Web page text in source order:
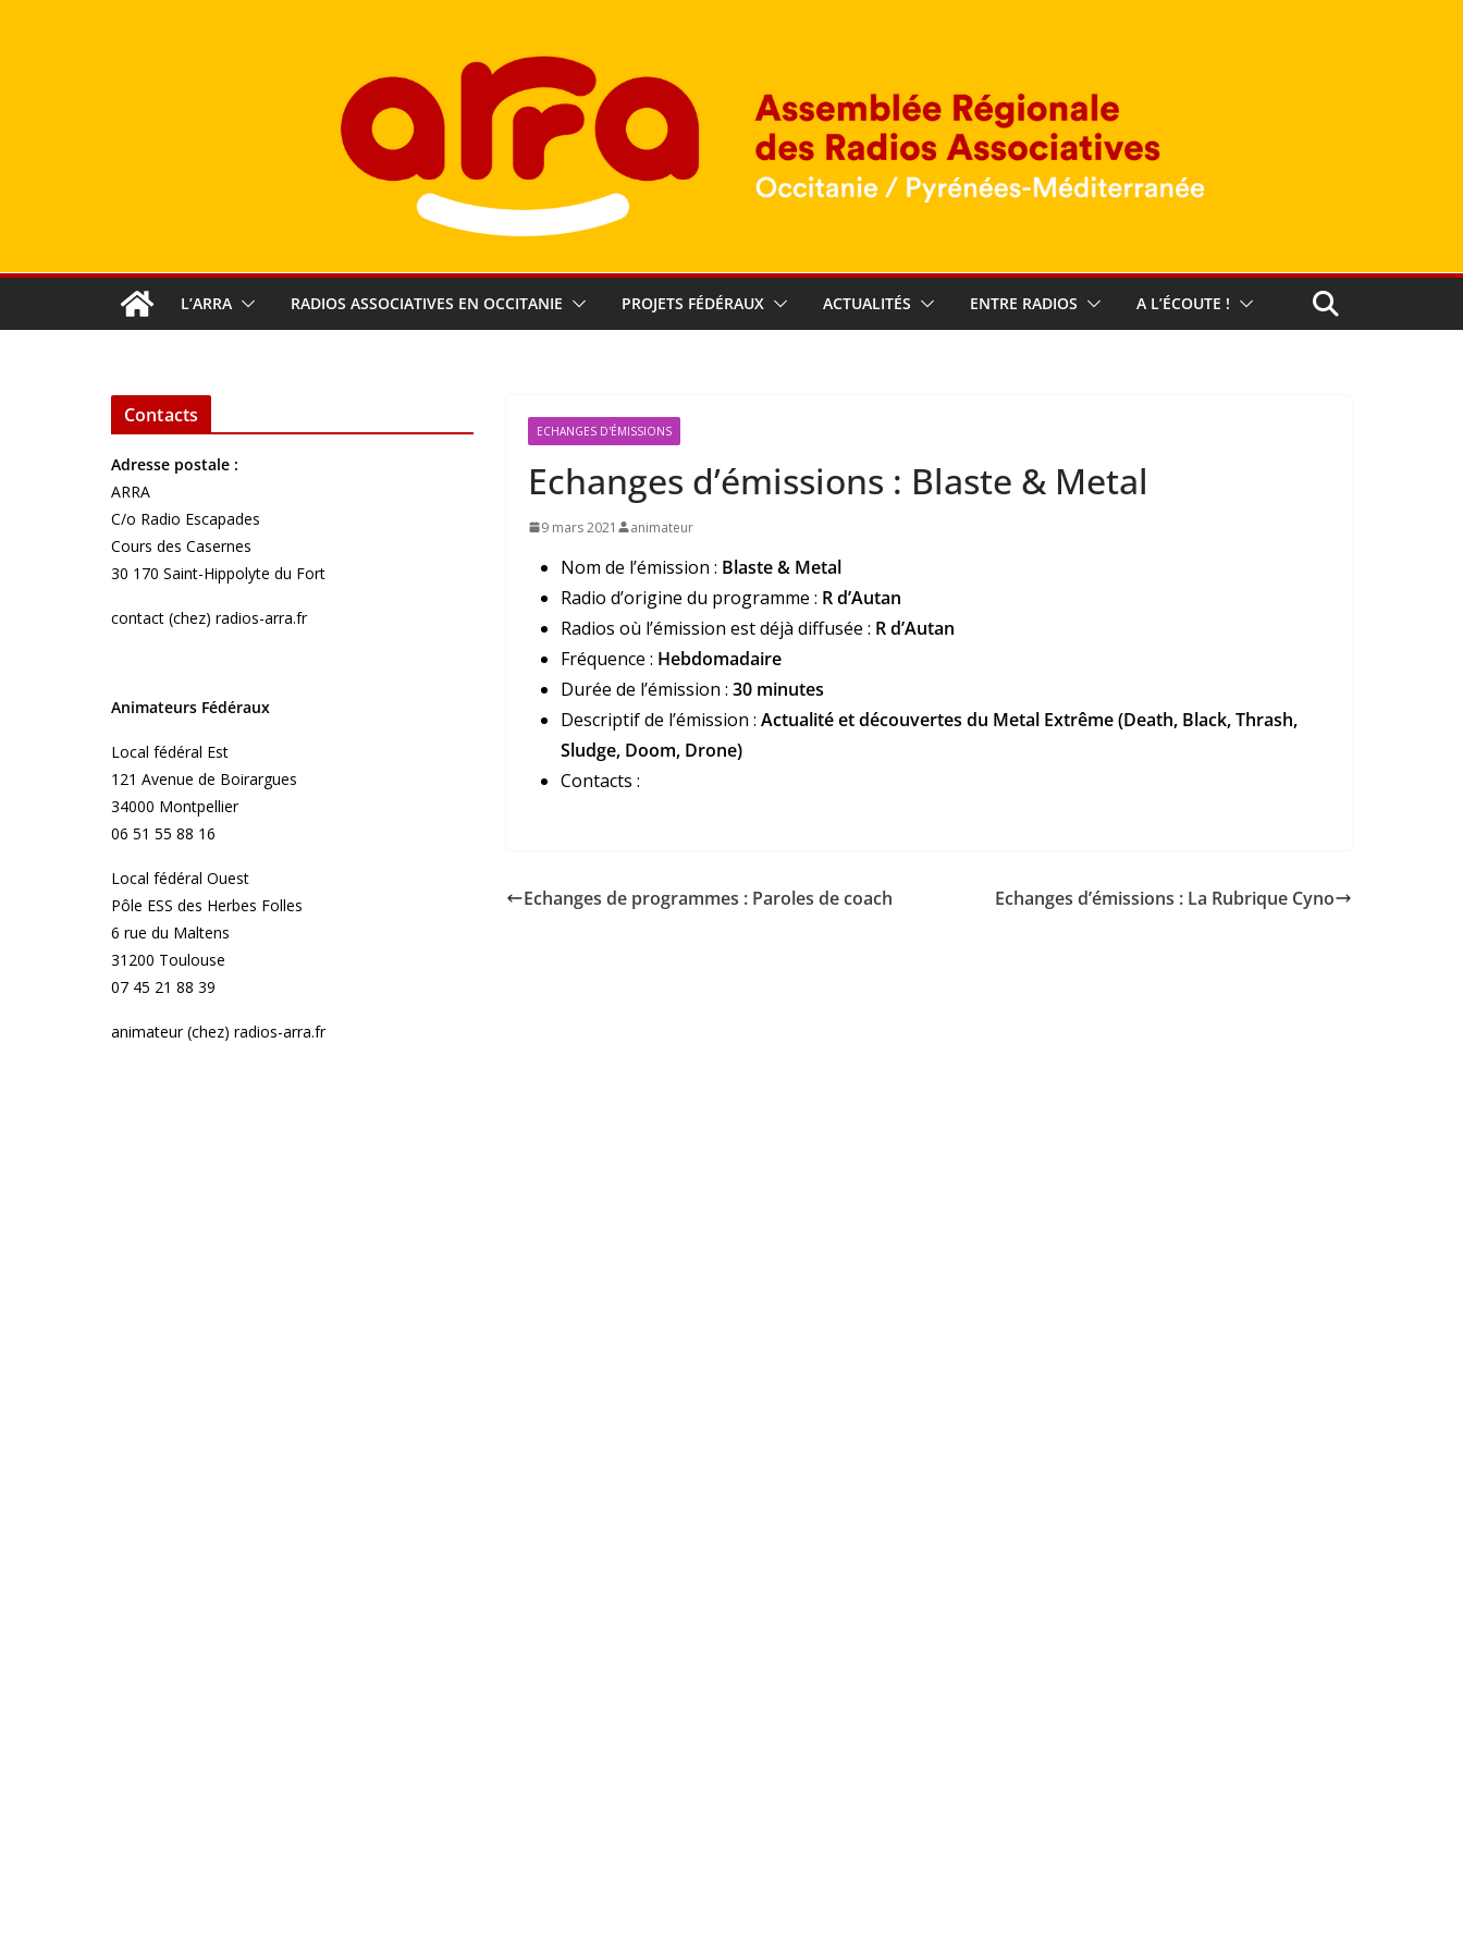
L’ARRA RADIOS ASSOCIATIVES EN OCCITANIE PROJETS FÉDÉRAUX ACTUALITÉS ENTRE RADIOS A L’ÉCOUTE !
ECHANGES D'ÉMISSIONS
Echanges d’émissions : Blaste & Metal
9 mars 2021 animateur
Nom de l’émission : Blaste & Metal
Radio d’origine du programme : R d’Autan
Radios où l’émission est déjà diffusée : R d’Autan
Fréquence : Hebdomadaire
Durée de l’émission : 30 minutes
Descriptif de l’émission : Actualité et découvertes du Metal Extrême (Death, Black, Thrash,
Sludge, Doom, Drone)
Contacts :
Echanges de programmes : Paroles de coach Echanges d’émissions : La Rubrique Cyno
Contacts
Adresse postale :
ARRA
C/o Radio Escapades
Cours des Casernes
30 170 Saint-Hippolyte du Fort
contact (chez) radios-arra.fr
Animateurs Fédéraux
Local fédéral Est
121 Avenue de Boirargues
34000 Montpellier
06 51 55 88 16
Local fédéral Ouest
Pôle ESS des Herbes Folles
6 rue du Maltens
31200 Toulouse
07 45 21 88 39
animateur (chez) radios-arra.fr